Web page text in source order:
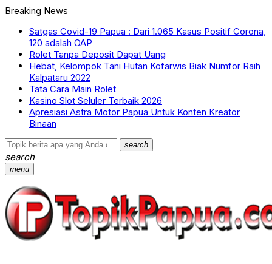
Breaking News
Satgas Covid-19 Papua : Dari 1.065 Kasus Positif Corona,
120 adalah OAP
Rolet Tanpa Deposit Dapat Uang
Hebat, Kelompok Tani Hutan Kofarwis Biak Numfor Raih
Kalpataru 2022
Tata Cara Main Rolet
Kasino Slot Seluler Terbaik 2026
Apresiasi Astra Motor Papua Untuk Konten Kreator
Binaan
search
search
menu